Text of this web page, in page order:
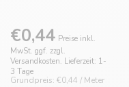
€0,44 Preise inkl.
MwSt. ggf. zzgl.
Versandkosten. Lieferzeit: 1-
3 Tage
Grundpreis: €0,44 / Meter